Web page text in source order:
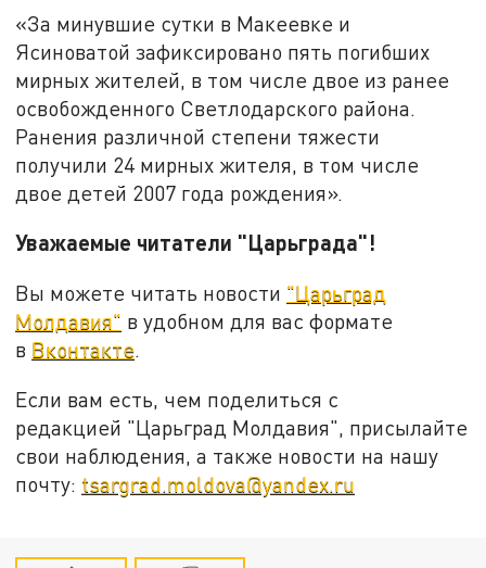
«За минувшие сутки в Макеевке и
Ясиноватой зафиксировано пять погибших
мирных жителей, в том числе двое из ранее
освобожденного Светлодарского района.
Ранения различной степени тяжести
получили 24 мирных жителя, в том числе
двое детей 2007 года рождения».
Уважаемые читатели "Царьграда"!
Вы можете читать новости "Царьград
Молдавия" в удобном для вас формате
в Вконтакте.
Если вам есть, чем поделиться с
редакцией "Царьград Молдавия", присылайте
свои наблюдения, а также новости на нашу
почту: tsargrad.moldova@yandex.ru